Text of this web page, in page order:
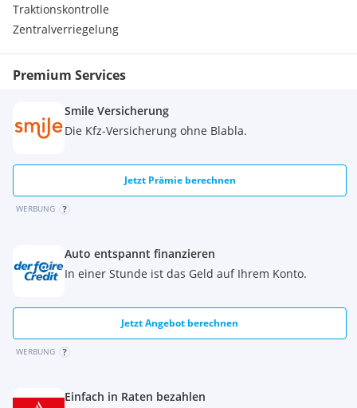
Einstiegsleisten mit Aluminiumeinlagen und mit W12-
Emblem
Traktionskontrolle
Zentralverriegelung
Premium Services
Smile Versicherung
Die Kfz-Versicherung ohne Blabla.
Jetzt Prämie berechnen
WERBUNG
Auto entspannt finanzieren
In einer Stunde ist das Geld auf Ihrem Konto.
Jetzt Angebot berechnen
WERBUNG
Einfach in Raten bezahlen